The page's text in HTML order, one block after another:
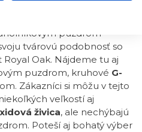
cenovo dostupných
puzdrom
tvárovú podobnosť so
Oak. Nájdeme tu aj
puzdrom, kruhové G-
Zákazníci si môžu v tejto
veľkostí aj
živica, ale nechýbajú
Poteší aj bohatý výber